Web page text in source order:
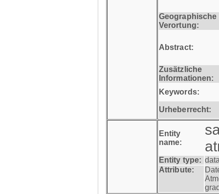
Geographische
Verortung:
Abstract:
Zusätzliche
Informationen:
Keywords:
Urheberrecht:
Entity
name:
Entity type:
Attribute: